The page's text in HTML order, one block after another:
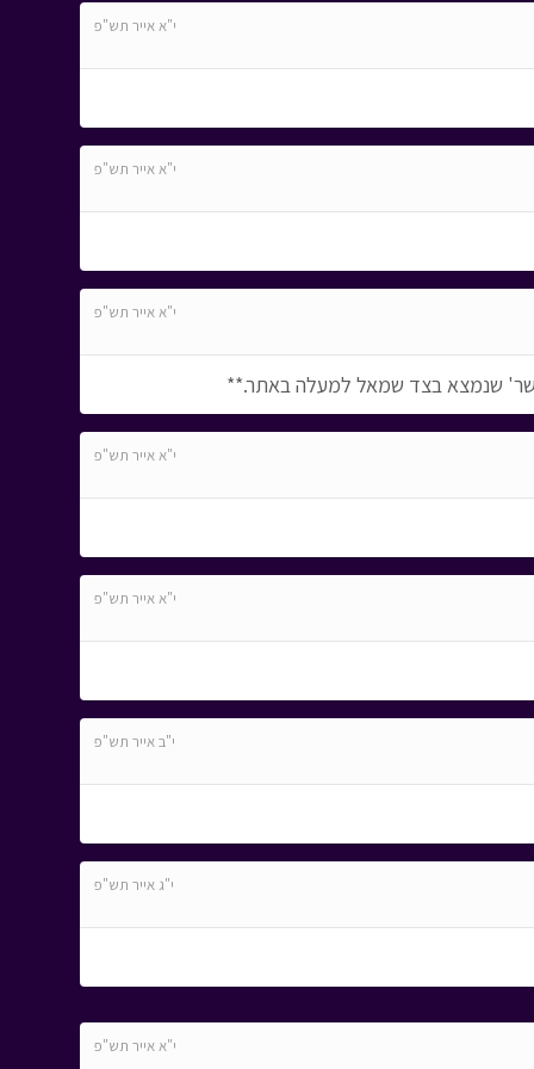
י"א אייר תש"פ
י"א אייר תש"פ
י"א אייר תש"פ
שנמצא בצד שמאל למעלה באתר.**
י"א אייר תש"פ
י"א אייר תש"פ
י"ב אייר תש"פ
י"ג אייר תש"פ
י"א אייר תש"פ